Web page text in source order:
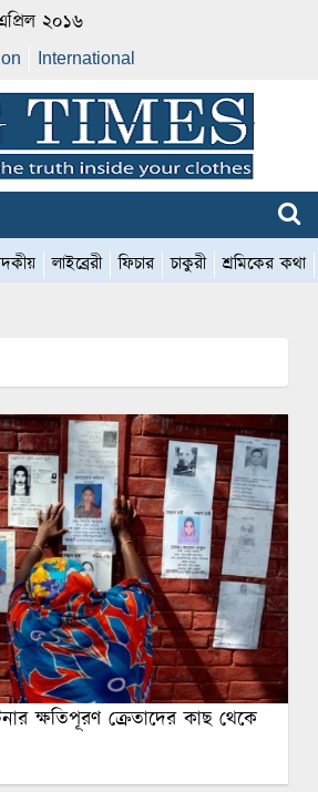
২০১৬
International
লাইব্রেরী ফিচার চাকুরী শ্রমিকের কথা
ক্ষতিপূরণ ক্রেতাদের কাছ থেকে